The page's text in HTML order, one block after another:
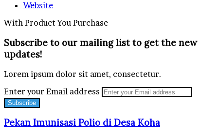
Website
With Product You Purchase
Subscribe to our mailing list to get the new
updates!
Lorem ipsum dolor sit amet, consectetur.
Enter your Email address
Pekan Imunisasi Polio di Desa Koha